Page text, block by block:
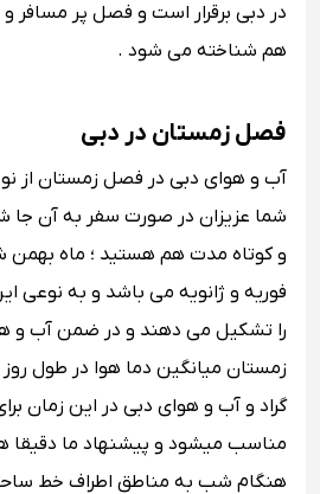
در دبی برقرار است و فصل پر
هم شناخته می شود .
فصل زمستان در دبی
آب و هوای دبی در فصل زمستان از
شما عزیزان در صورت سفر به آن جا
و کوتاه مدت هم هستید ؛ ماه بهمن
فوریه و ژانویه می باشد و به نوعی
را تشکیل می دهند و در ضمن آب و
گراد و آب و هوای دبی در این زمان
مناسب میشود و پیشنهاد ما
هنگام شب به مناطق اطراف خط